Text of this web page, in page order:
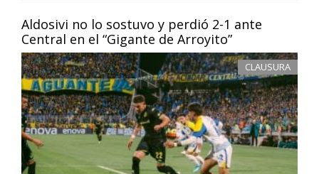
Aldosivi no lo sostuvo y perdió 2-1 ante
Central en el “Gigante de Arroyito”
CLAUSURA